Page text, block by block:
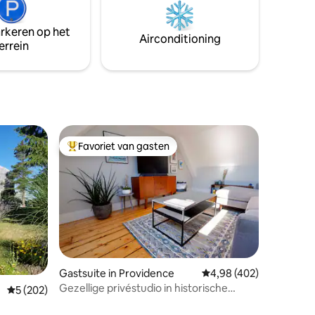
rit
op het
Airconditioning
Gemiddelde beoordeling van 5 uit 5, 202 recensies
5 (202)
Topfavoriet van gasten
Favoriet van gasten
Gastsuite in Providence Gemiddelde
4,98 (402)
Gezellige privéstudio in historische